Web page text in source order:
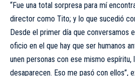
“Fue una total sorpresa para mí
director como Tito; y lo que sucedió
Desde el primer día que conversamos
oficio en el que hay que ser humanos
unen personas con ese mismo espíritu,
desaparecen. Eso me pasó con ellos”,